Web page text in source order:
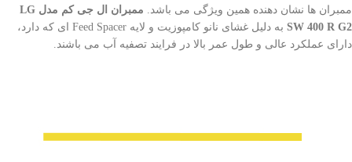
ممبران ها نشان دهنده همین ویژگی می باشد.
ممبران ال جی کم مدل LG
SW 400 R G2
به دلیل غشای نانو کامپوزیت و لایه Feed Spacer ای که دارد،
دارای عملکرد عالی و طول عمر بالا در فرایند تصفیه آب می باشند.